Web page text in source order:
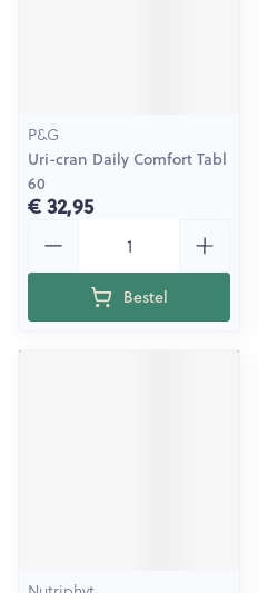
P&G
Uri-cran Daily Comfort Tabl
60
€ 32,95
Bestel